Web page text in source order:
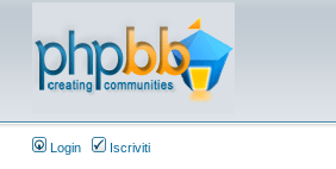
Login Iscriviti